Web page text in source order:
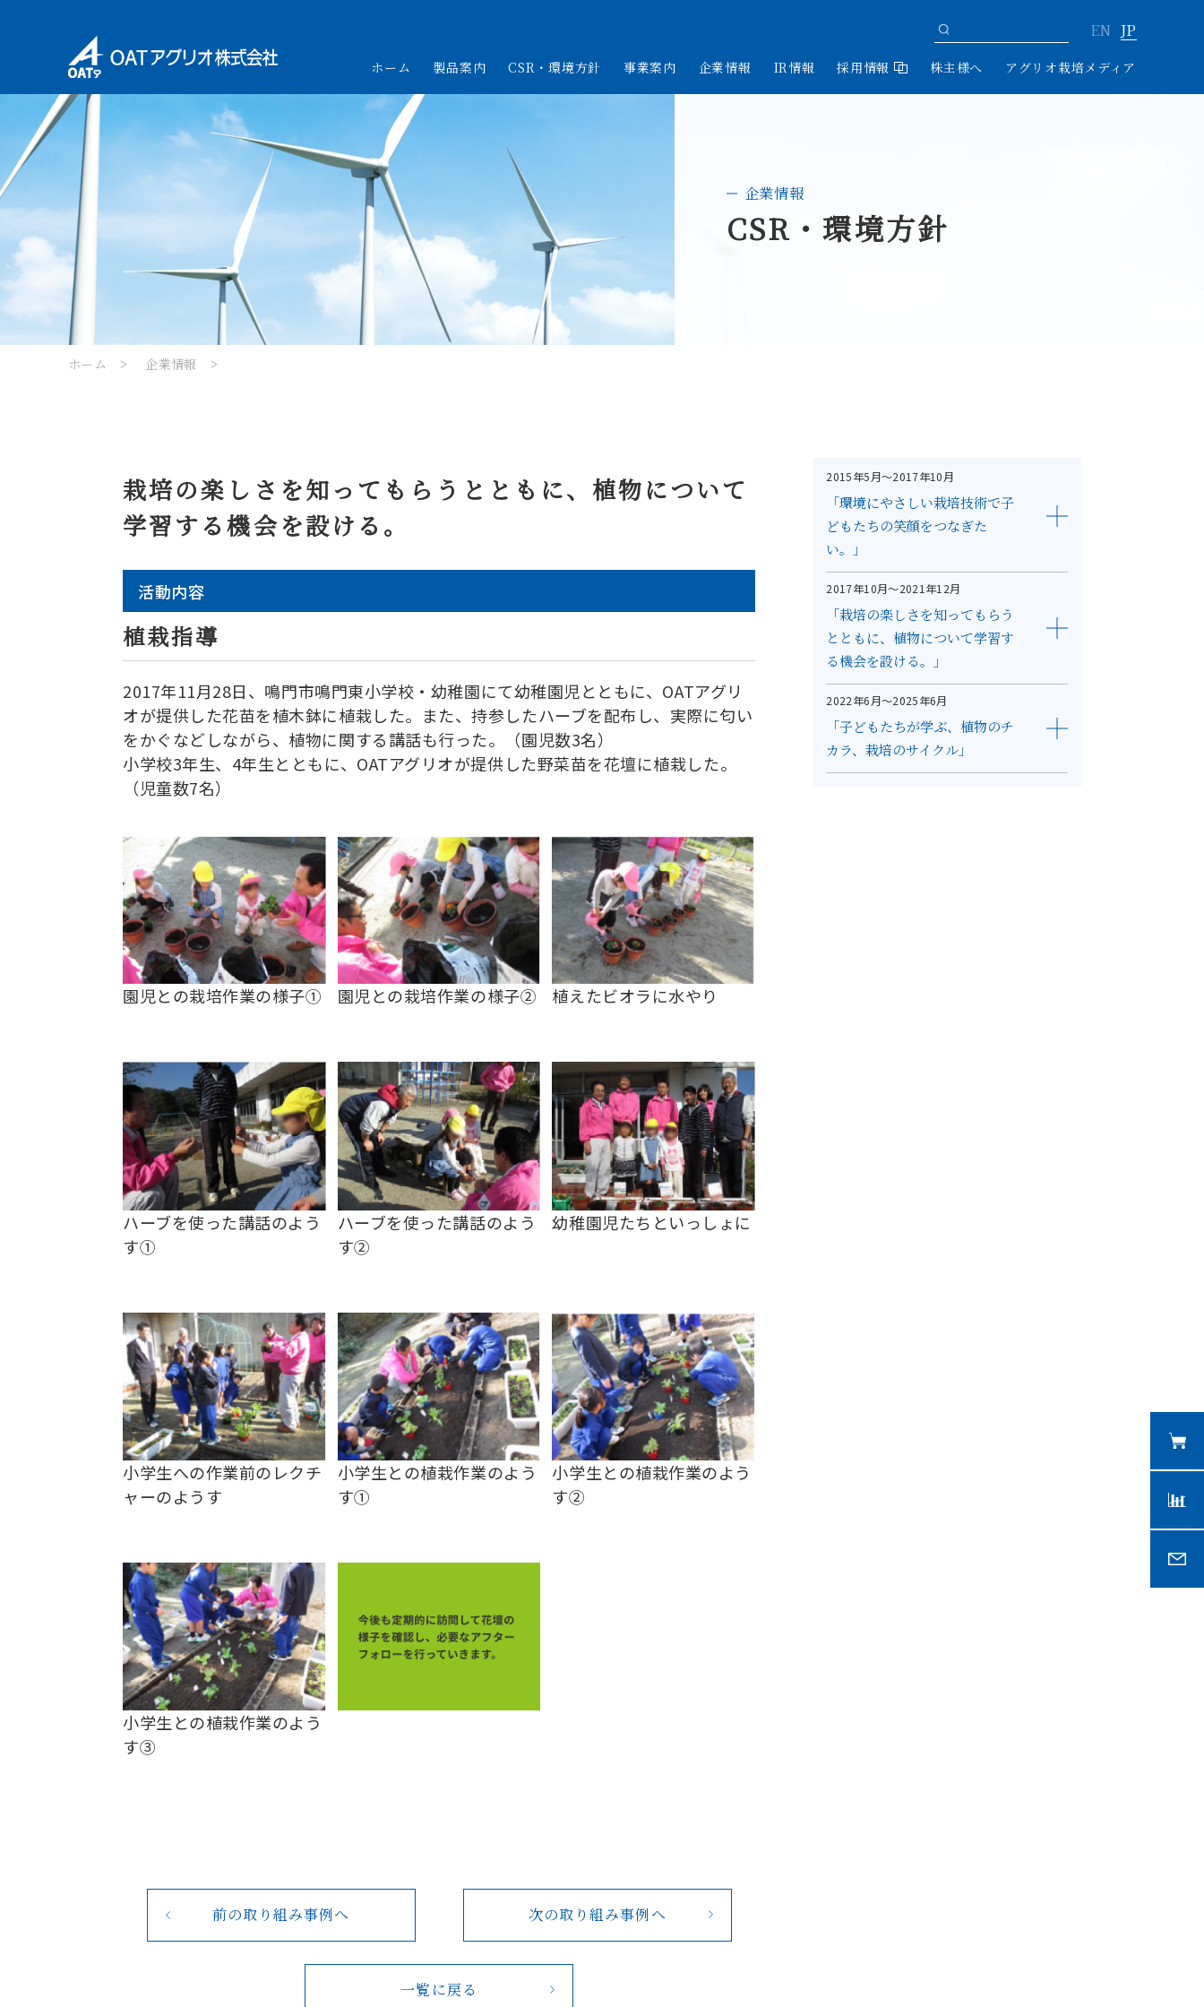
EN JP
ホーム 製品案内 CSR・環境方針 事業案内 企業情報 IR情報 採用情報 株主様へ アグリオ栽培メディア
企業情報
CSR・環境方針
ホーム 企業情報
栽培の楽しさを知ってもらうとともに、植物について
学習する機会を設ける。
活動内容
植栽指導
2017年11月28日、鳴門市鳴門東小学校・幼稚園にて幼稚園児とともに、OATアグリ
オが提供した花苗を植木鉢に植栽した。また、持参したハーブを配布し、実際に匂い
をかぐなどしながら、植物に関する講話も行った。（園児数3名）
小学校3年生、4年生とともに、OATアグリオが提供した野菜苗を花壇に植栽した。
（児童数7名）
園児との栽培作業の様子① 園児との栽培作業の様子② 植えたビオラに水やり
ハーブを使った講話のよう
す①
ハーブを使った講話のよう
す②
幼稚園児たちといっしょに
小学生への作業前のレクチ
ャーのようす
小学生との植栽作業のよう
す①
小学生との植栽作業のよう
す②
小学生との植栽作業のよう
す③
前の取り組み事例へ 次の取り組み事例へ
一覧に戻る
2015年5月～2017年10月
「環境にやさしい栽培技術で子
どもたちの笑顔をつなぎた
い。」
2017年10月～2021年12月
「栽培の楽しさを知ってもらう
とともに、植物について学習す
る機会を設ける。」
2022年6月～2025年6月
「子どもたちが学ぶ、植物のチ
カラ、栽培のサイクル」